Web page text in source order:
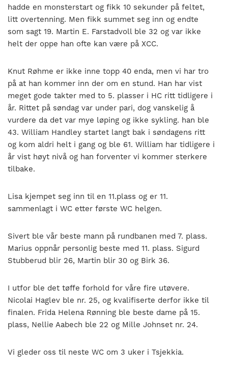
hadde en monsterstart og fikk 10 sekunder på feltet,
litt overtenning. Men fikk summet seg inn og endte
som sagt 19. Martin E. Farstadvoll ble 32 og var ikke
helt der oppe han ofte kan være på XCC.
Knut Røhme er ikke inne topp 40 enda, men vi har tro
på at han kommer inn der om en stund. Han har vist
meget gode takter med to 5. plasser i HC ritt tidligere i
år. Rittet på søndag var under pari, dog vanskelig å
vurdere da det var mye løping og ikke sykling. han ble
43. William Handley startet langt bak i søndagens ritt
og kom aldri helt i gang og ble 61. William har tidligere i
år vist høyt nivå og han forventer vi kommer sterkere
tilbake.
Lisa kjempet seg inn til en 11.plass og er 11.
sammenlagt i WC etter første WC helgen.
Sivert ble vår beste mann på rundbanen med 7. plass.
Marius oppnår personlig beste med 11. plass. Sigurd
Stubberud blir 26, Martin blir 30 og Birk 36.
I utfor ble det tøffe forhold for våre fire utøvere.
Nicolai Haglev ble nr. 25, og kvalifiserte derfor ikke til
finalen. Frida Helena Rønning ble beste dame på 15.
plass, Nellie Aabech ble 22 og Mille Johnset nr. 24.
Vi gleder oss til neste WC om 3 uker i Tsjekkia.